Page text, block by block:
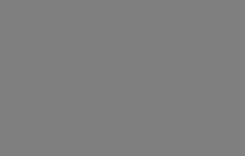
012
- K900251-004